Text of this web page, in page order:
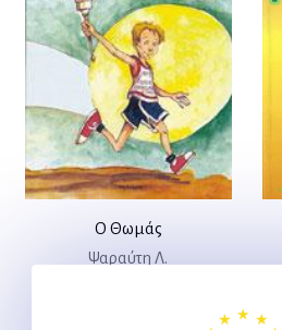
Ο Θωμάς
Ψαραύτη Λ.